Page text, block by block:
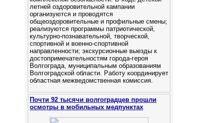
летней оздоровительной кампании
организуются и проводятся
общеоздоровительные и профильные смены;
реализуются программы патриотической,
культурно-познавательной, творческой,
спортивной и военно-спортивной
направленности; экскурсионные выезды к
достопримечательностям города-героя
Волгограда, муниципальным образованиям
Волгоградской области. Работу координирует
областная межведомственная комиссия.
Почти 92 тысячи волгоградцев прошли
осмотры в мобильных медпунктах